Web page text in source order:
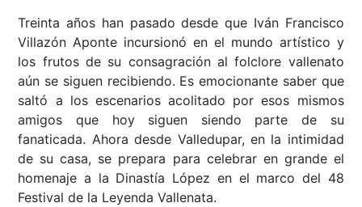
Treinta años han pasado desde que Iván Francisco
Villazón Aponte incursionó en el mundo artístico y
los frutos de su consagración al folclore vallenato
aún se siguen recibiendo. Es emocionante saber que
saltó a los escenarios acolitado por esos mismos
amigos que hoy siguen siendo parte de su
fanaticada. Ahora desde Valledupar, en la intimidad
de su casa, se prepara para celebrar en grande el
homenaje a la Dinastía López en el marco del 48
Festival de la Leyenda Vallenata.